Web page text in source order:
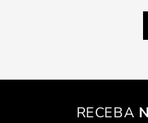
RECEBA